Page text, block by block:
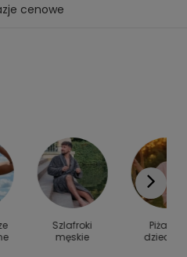
cenowe
Szlafroki
męskie
Piżamy